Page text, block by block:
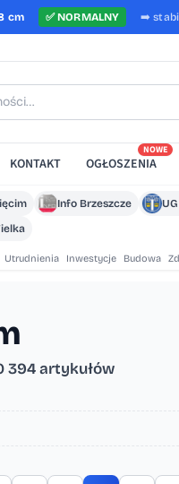
cm ✅NORMALNY ➡️
KONTAKT OGŁOSZENIA
NOWE
Info Brzeszcze
Utrudnienia Inwestycje Budowa
394 artykułów